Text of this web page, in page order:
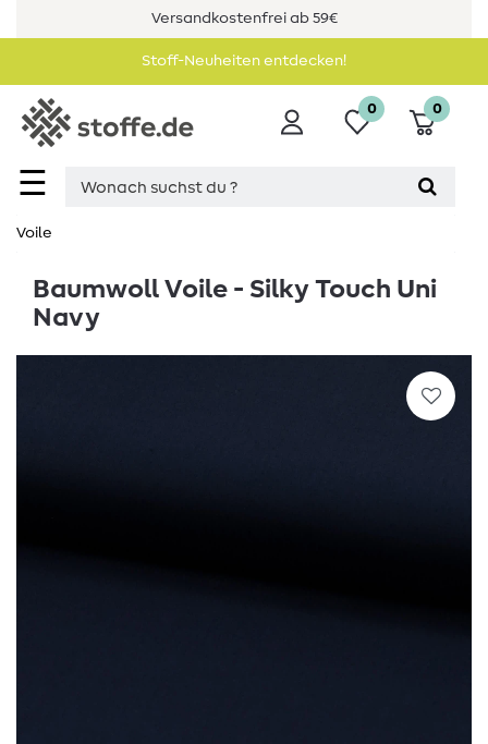
Versandkostenfrei ab 59€
Stoff-Neuheiten entdecken!
☰
0 0
Voile
Baumwoll Voile - Silky Touch Uni
Navy